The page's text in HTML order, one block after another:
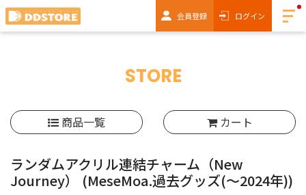
会員登録 ログイン
STORE
商品一覧 カート
ランダムアクリル連結チャーム（New
Journey）
(MeseMoa.過去グッズ(～2024年))